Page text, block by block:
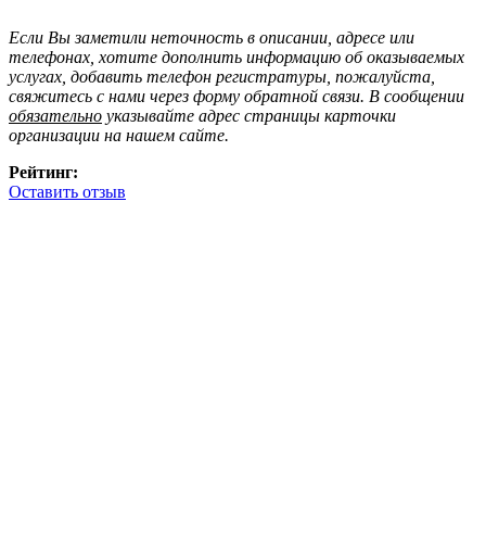
Если Вы заметили неточность в описании, адресе или
телефонах, хотите дополнить информацию об оказываемых
услугах, добавить телефон регистратуры, пожалуйста,
свяжитесь с нами через форму обратной связи. В сообщении
обязательно указывайте адрес страницы карточки
организации на нашем сайте.
Рейтинг:
Оставить отзыв